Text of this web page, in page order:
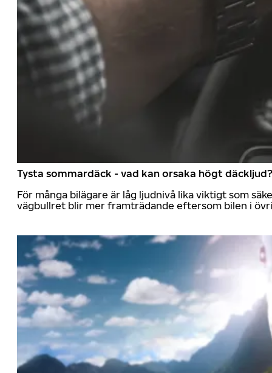
Tysta sommardäck - vad kan orsaka högt däckljud?
För många bilägare är låg ljudnivå lika viktigt som
vägbullret blir mer framträdande eftersom bilen i